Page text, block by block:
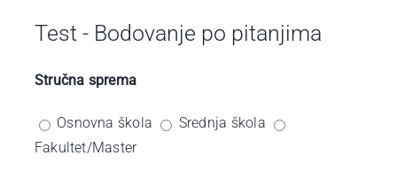
Test - Bodovanje po pitanjima
Stručna sprema
Osnovna škola
Srednja škola
Fakultet/Master